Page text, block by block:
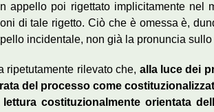
appello poi rigettato implicitamente nel
di tale rigetto. Ciò che è omessa è,
incidentale, non già la pronuncia sullo
rilevato che, alla luce dei
del processo come
costituzionalmente orientata